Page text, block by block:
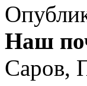
Наш
Саров,